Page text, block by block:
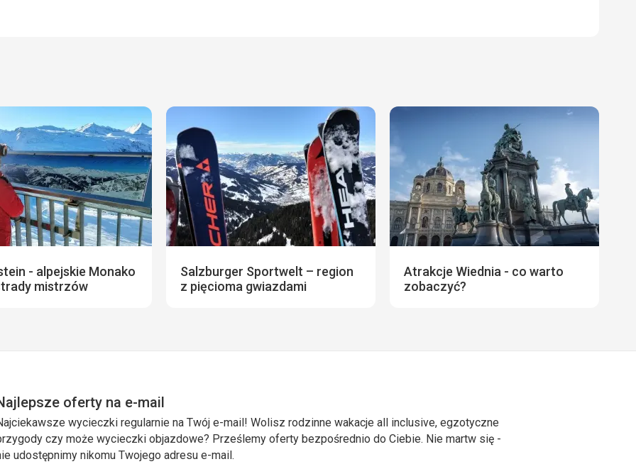
- alpejskie Monako
mistrzów
Salzburger Sportwelt – region
z pięcioma gwiazdami
Atrakcje Wiednia - co warto
zobaczyć?
oferty na e-mail
wycieczki regularnie na Twój e-mail! Wolisz rodzinne wakacje all inclusive, egzotyczne
czy może wycieczki objazdowe? Prześlemy oferty bezpośrednio do Ciebie. Nie martw się -
udostępnimy nikomu Twojego adresu e-mail.